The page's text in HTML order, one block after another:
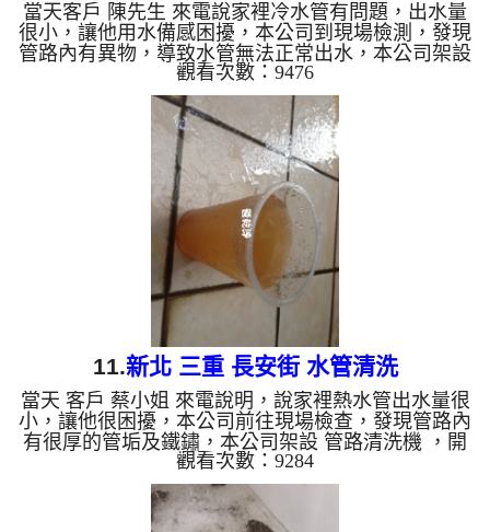
當天客戶 陳先生 來電說家裡冷水管有問題，出水量
很小，讓他用水備感困擾，本公司到現場檢測，發現
管路內有異物，導致水管無法正常出水，本公司架設
管路清洗機 ，開始 清洗水管 ，水龍頭噴出棕黃色的
鏽水，如下圖片，客戶 陳先生 看到就覺得很噁心，
洗水管 時堵塞了三次，本公司改用特殊工法， 水管
清洗 約兩個小時後，水管出水正常，客戶 陳先生 很
高興，總算有水可以用了。 清洗水管, 水管清洗, 洗
水管, 熱水管堵塞, 熱水忽冷忽熱 ...
觀看次數：9476
11.新北 三重 長安街 水管清洗
當天 客戶 蔡小姐 來電說明，說家裡熱水管出水量很
小，讓他很困擾，本公司前往現場檢查，發現管路內
有很厚的管垢及鐵鏽，本公司架設 管路清洗機 ，開
始 清洗水管 ，水龍頭一開始就噴出濃濃鏽水，如下
圖片影片，客戶 蔡小姐 嚇一跳， 洗水管 時堵塞了兩
次，本公司改用特殊工法， 水管清洗 約兩個小時
後，水管出水正常，客戶 蔡小姐 很高興，總算能正
觀看次數：9284